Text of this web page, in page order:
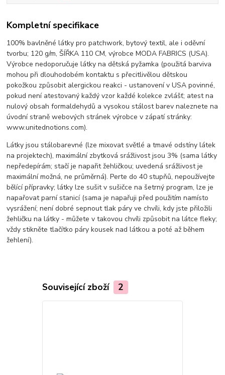
Kompletní specifikace
100% bavlněné látky pro patchwork, bytový textil, ale i oděvní
tvorbu; 120 g/m, ŠÍŘKA 110 CM, výrobce MODA FABRICS (USA).
Výrobce nedoporučuje látky na dětská pyžamka (použitá barviva
mohou při dlouhodobém kontaktu s přecitlivělou dětskou
pokožkou způsobit alergickou reakci - ustanovení v USA povinné,
pokud není atestovaný každý vzor každé kolekce zvlášť; atest na
nulový obsah formaldehydů a vysokou stálost barev naleznete na
úvodní straně webových stránek výrobce v zápatí stránky:
www.unitednotions.com).
Látky jsou stálobarevné (lze mixovat světlé a tmavé odstíny látek
na projektech), maximální zbytková srážlivost jsou 3% (sama látky
nepředepírám; stačí je napařit žehličkou; uvedená srážlivost je
maximální možná, ne průměrná). Perte do 40 stupňů, nepoužívejte
bělící přípravky; látky lze sušit v sušičce na šetrný program, lze je
napařovat parní stanicí (sama je napařuji před použitím namísto
vysrážení; není dobré sepnout tlak páry ve chvíli, kdy jste přiložili
žehličku na látky - můžete v takovou chvíli způsobit na látce fleky;
vždy stikněte tlačítko páry kousek nad látkou a poté až během
žehlení).
Související zboží 2